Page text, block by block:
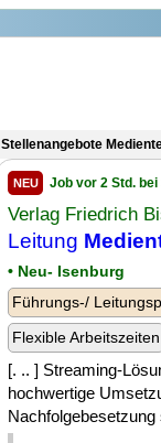
Stellenangebote
NEU Job vor 2 Std.
Verlag Friedrich
Leitung
• Neu- Isenburg
Führungs-/
Flexible Arbeitszeiten
[. .. ] Streaming-
hochwertige